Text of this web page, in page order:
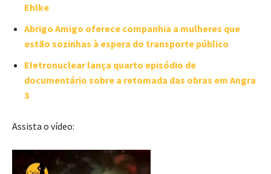
Ehlke
Abrigo Amigo oferece companhia a mulheres que
estão sozinhas à espera do transporte público
Eletronuclear lança quarto episódio de
documentário sobre a retomada das obras em Angra
3
Assista o vídeo: